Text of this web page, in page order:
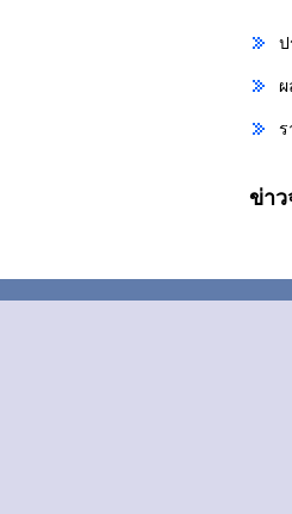
ป
ร
ข่า